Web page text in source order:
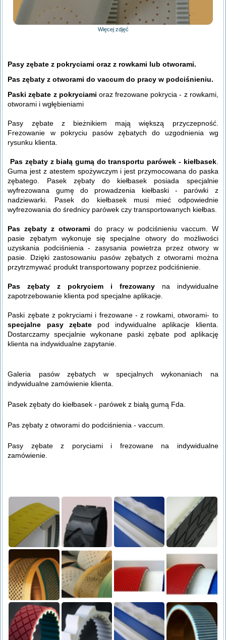
Więcej zdjęć
Pasy zębate z pokryciami oraz z rowkami lub otworami.
Pas zębaty z otworami do vaccum do pracy w podciśnieniu.
Paski zębate z pokryciami oraz frezowane pokrycia - z rowkami,
otworami i wgłębieniami
Pasy zębate z bieżnikiem mają większą przyczepność.
Frezowanie w pokryciu pasów zębatych do uzgodnienia wg
rysunku klienta.
Pas zębaty z białą gumą do transportu parówek - kiełbasek.
Guma jest z atestem spożywczym i jest przymocowana do paska
zębatego. Pasek zębaty do kiełbasek posiada specjalnie
wyfrezowana gumę do prowadzenia kiełbaski - parówki z
nadziewarki. Pasek do kiełbasek musi mieć odpowiednie
wyfrezowania do średnicy parówek czy transportowanych kiełbas.
Pas zębaty z otworami do pracy w podciśnieniu vaccum. W
pasie zębatym wykonuje się specjalne otwory do możliwości
uzyskania podciśnienia - zasysania powietrza przez otwory w
pasie. Dzięki zastosowaniu pasów zębatych z otworami można
przytrzmywać produkt transportowany poprzez podciśnienie.
Pas zębaty z pokryciem i frezowanyna indywidualne
zapotrzebowanie klienta pod specjalne aplikacje.
Paski zębate z pokryciami i frezowane - z rowkami, otworami- to
specjalne pasy zębatepod indywidualne aplikacje klienta.
Dostarczamy specjalnie wykonane paski zębate pod aplikację
klienta na indywidualne zapytanie.
Galeria pasów zębatych w specjalnych wykonaniach na
indywidualne zamówienie klienta.
Pasek zębaty do kiełbasek - parówek z białą gumą Fda.
Pas zębaty z otworami do podciśnienia - vaccum.
Pasy zębate z poryciami i frezowane na indywidualne
zamówienie.